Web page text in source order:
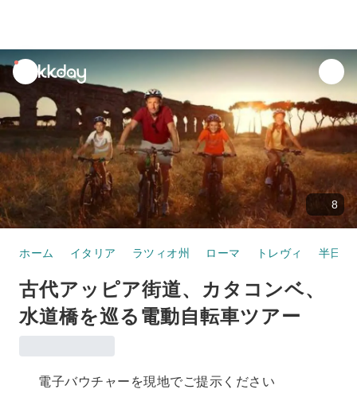
unread
notifications
8
ホーム イタリア ラツィオ州 ローマ トレヴィ 半日・
古代アッピア街道、カタコンベ、
水道橋を巡る電動自転車ツアー
電子バウチャーを現地でご提示ください